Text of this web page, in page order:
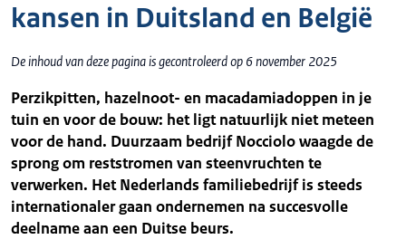
kansen in Duitsland en België
De inhoud van deze pagina is gecontroleerd op 6 november 2025
Perzikpitten, hazelnoot- en macadamiadoppen in je
tuin en voor de bouw: het ligt natuurlijk niet meteen
voor de hand. Duurzaam bedrijf Nocciolo waagde de
sprong om reststromen van steenvruchten te
verwerken. Het Nederlands familiebedrijf is steeds
internationaler gaan ondernemen na succesvolle
deelname aan een Duitse beurs.